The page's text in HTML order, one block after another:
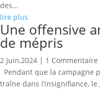
des...
lire plus
Une offensive
de mépris
2 Juin,2024 | 1 Commentaire
Pendant que la campagne
traîne dans l’insignifiance,